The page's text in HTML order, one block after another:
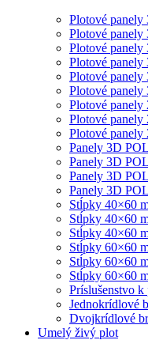
Plotové panely
Plotové panely
Plotové panely
Plotové
Plotové
Plotové
Plotové panely
Plotové panely
Plotové panely
Panely 3D
Panely 3D
Panely 3D
Panely 3D
Stĺpky 40×60
Stĺpky 40×60
Stĺpky 40×60
Stĺpky 60×60
Stĺpky 60×60
Stĺpky 60×60
Príslušenstvo
Jednokrídlové
Dvojkrídlové
Umelý živý plot